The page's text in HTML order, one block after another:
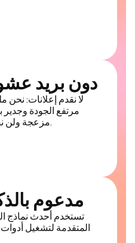
دون بريد
لا نقدم إعلانات: نحن
مرتفع الجودة وجدير
مدعوم
المتقدمة لتشغيل